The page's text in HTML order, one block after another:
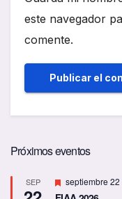
este navegador
comente.
Próximos eventos
SEP
D
e
septiembre 22